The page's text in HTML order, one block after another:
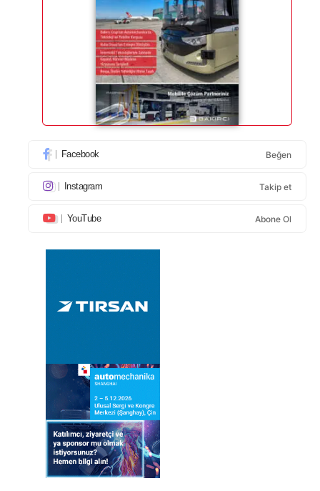
Facebook Beğen
Instagram Takip et
YouTube Abone Ol